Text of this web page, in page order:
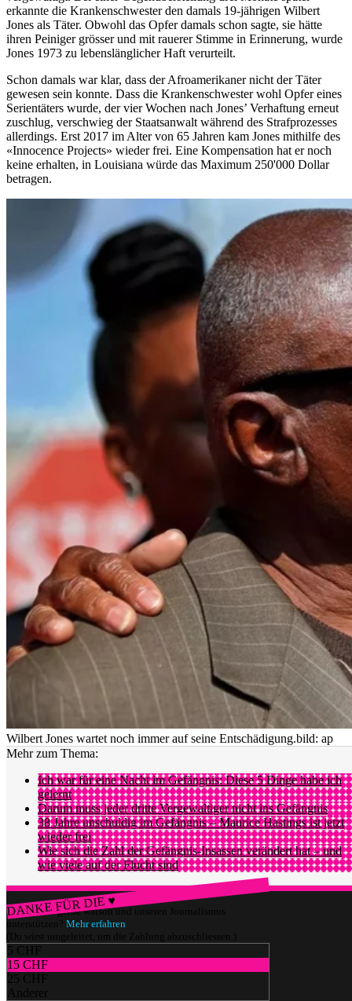
erkannte die Krankenschwester den damals 19-jährigen Wilbert
Jones als Täter. Obwohl das Opfer damals schon sagte, sie hätte
ihren Peiniger grösser und mit rauerer Stimme in Erinnerung, wurde
Jones 1973 zu lebenslänglicher Haft verurteilt.
Schon damals war klar, dass der Afroamerikaner nicht der Täter
gewesen sein konnte. Dass die Krankenschwester wohl Opfer eines
Serientäters wurde, der vier Wochen nach Jones’ Verhaftung erneut
zuschlug, verschwieg der Staatsanwalt während des Strafprozesses
allerdings. Erst 2017 im Alter von 65 Jahren kam Jones mithilfe des
«Innocence Projects» wieder frei. Eine Kompensation hat er noch
keine erhalten, in Louisiana würde das Maximum 250'000 Dollar
betragen.
Wilbert Jones wartet noch immer auf seine Entschädigung.bild: ap
Mehr zum Thema:
Ich war für eine Nacht im Gefängnis: Diese 5 Dinge habe ich
gelernt
Darum muss jeder dritte Vergewaltiger nicht ins Gefängnis
38 Jahre unschuldig im Gefängnis – Maurice Hastings ist jetzt
wieder frei
Wie sich die Zahl der Gefängnis-Insassen verändert hat – und
wie viele auf der Flucht sind
DANKE FÜR DIE ♥
Würdest du gerne watson und unseren Journalismus
unterstützen? Mehr erfahren
(Du wirst umgeleitet, um die Zahlung abzuschliessen.)
5 CHF
15 CHF
25 CHF
Anderer